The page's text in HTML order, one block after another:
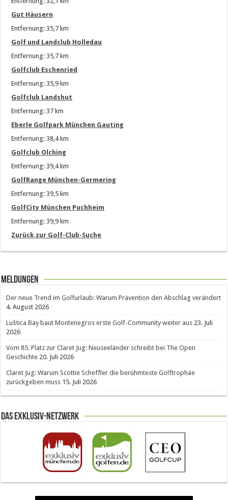
Gut Häusern
Entfernung: 35,7 km
Golf und Landclub Holledau
Entfernung: 35,7 km
Golfclub Eschenried
Entfernung: 35,9 km
Golfclub Landshut
Entfernung: 37 km
Eberle Golfpark München Gauting
Entfernung: 38,4 km
Golfclub Olching
Entfernung: 39,4 km
GolfRange München-Germering
Entfernung: 39,5 km
GolfCity München Puchheim
Entfernung: 39,9 km
Zurück zur Golf-Club-Suche
Meldungen
Der neue Trend im Golfurlaub: Warum Prävention den Abschlag verändert
4. August 2026
Luštica Bay baut Montenegros erste Golf-Community weiter aus 23. Juli
2026
Vom 85. Platz zur Claret Jug: Neuseeländer schreibt bei The Open
Geschichte 20. Juli 2026
Claret Jug: Warum Scottie Scheffler die berühmteste Golftrophäe
zurückgeben muss 15. Juli 2026
Das Exklusiv-Netzwerk